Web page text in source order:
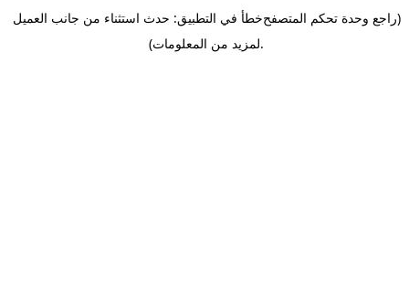
خطأ في التطبيق: حدث استثناء من جانب العميل(راجع وحدة تحكم المتصفح
لمزيد من المعلومات).